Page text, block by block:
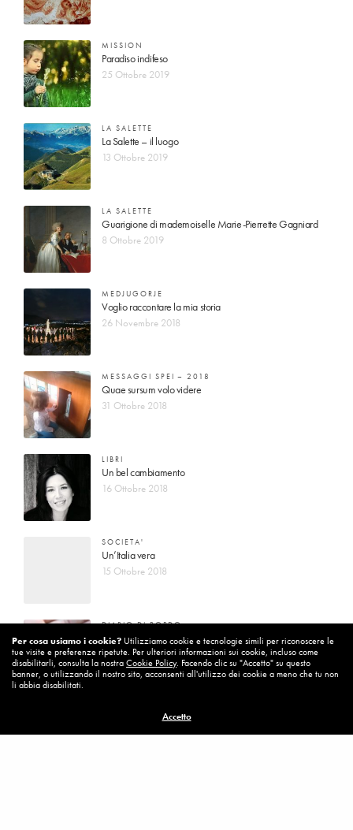
MISSION
Paradiso indifeso
25 Ottobre 2019
LA SALETTE
La Salette – il luogo
13 Ottobre 2019
LA SALETTE
Guarigione di mademoiselle Marie-Pierrette Gagniard
8 Ottobre 2019
MEDJUGORJE
Voglio raccontare la mia storia
26 Novembre 2018
MESSAGGI SPEI – 2018
Quae sursum volo videre
31 Ottobre 2018
LIBRI
Un bel cambiamento
16 Ottobre 2018
SOCIETA'
Un’Italia vera
15 Ottobre 2018
DIARIO DI BORDO
La vita vince sempre
8 Ottobre 2018
Per cambiare ci vuole coraggio
8 Ottobre 2018
Per cosa usiamo i cookie? Utilizziamo cookie e tecnologie simili per riconoscere le
tue visite e preferenze ripetute. Per ulteriori informazioni sui cookie, incluso come
disabilitarli, consulta la nostraCookie Policy. Facendo clic su "Accetto" su questo
banner, o utilizzando il nostro sito, acconsenti all'utilizzo dei cookie a meno che tu non
li abbia disabilitati.
Accetto